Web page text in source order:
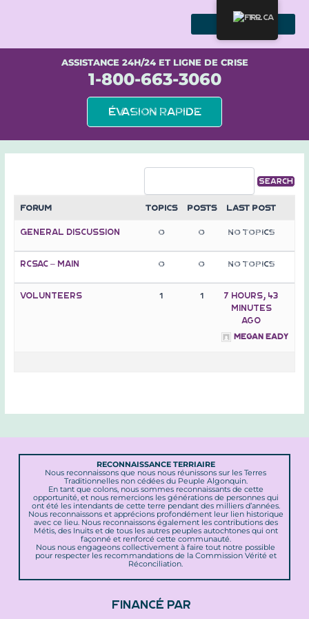
ASSISTANCE 24H/24 ET LIGNE DE CRISE
1-800-663-3060
Évasion rapide
Forum Topics Posts Last Post
General Discussion 0 0 No Topics
RCSAC – MAIN 0 0 No Topics
Volunteers 1 1
7 hours, 43
minutes
ago
Megan Eady
RECONNAISSANCE TERRIAIRE
Nous reconnaissons que nous nous réunissons sur les Terres
Traditionnelles non cédées du Peuple Algonquin.
En tant que colons, nous sommes reconnaissants de cette
opportunité, et nous remercions les générations de personnes qui
ont été les intendants de cette terre pendant des milliers d’années.
Nous reconnaissons et apprécions profondément leur lien historique
avec ce lieu. Nous reconnaissons également les contributions des
Métis, des Inuits et de tous les autres peuples autochtones qui ont
façonné et renforcé cette communauté.
Nous nous engageons collectivement à faire tout notre possible
pour respecter les recommandations de la Commission Vérité et
Réconciliation.
FINANCÉ PAR
FR